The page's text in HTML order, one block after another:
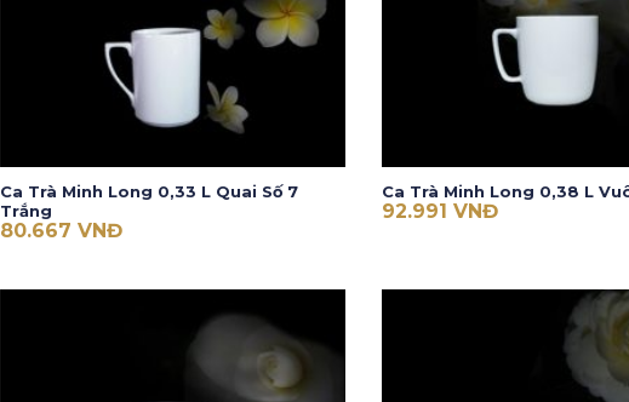
Ca Trà Minh Long 0,33 L Quai Số 7
Trắng
80.667 VNĐ
Ca Trà Minh Long 0,38 L
92.991 VNĐ